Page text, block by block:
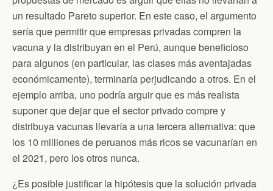
un resultado Pareto superior. En este caso, el argumento
sería que permitir que empresas privadas compren la
vacuna y la distribuyan en el Perú, aunque beneficioso
para algunos (en particular, las clases más aventajadas
económicamente), terminaría perjudicando a otros. En el
ejemplo arriba, uno podría arguir que es más realista
suponer que dejar que el sector privado compre y
distribuya vacunas llevaría a una tercera alternativa: que
los 10 milliones de peruanos más ricos se vacunarían en
el 2021, pero los otros nunca.
­¿Es posible justificar la hipótesis que la solución privada